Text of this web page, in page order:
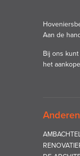
Aan de
Bij ons
het